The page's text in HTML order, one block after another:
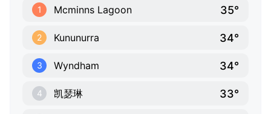
1 Mcminns Lagoon 35°
2 Kununurra 34°
3 Wyndham 34°
4 凯瑟琳 33°